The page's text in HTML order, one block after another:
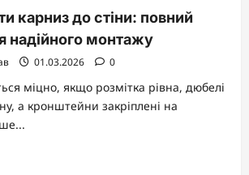
карниз до стіни: повний
надійного монтажу
01.03.2026 0
міцно, якщо розмітка рівна, дюбелі
а кронштейни закріплені на